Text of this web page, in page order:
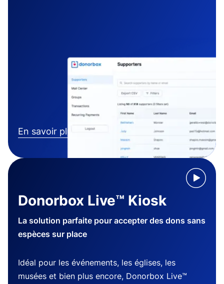
En savoir plus
Donorbox Live™ Kiosk
La solution parfaite pour accepter des dons sans
espèces sur place
Idéal pour les événements, les églises, les
musées et bien plus encore, Donorbox Live™